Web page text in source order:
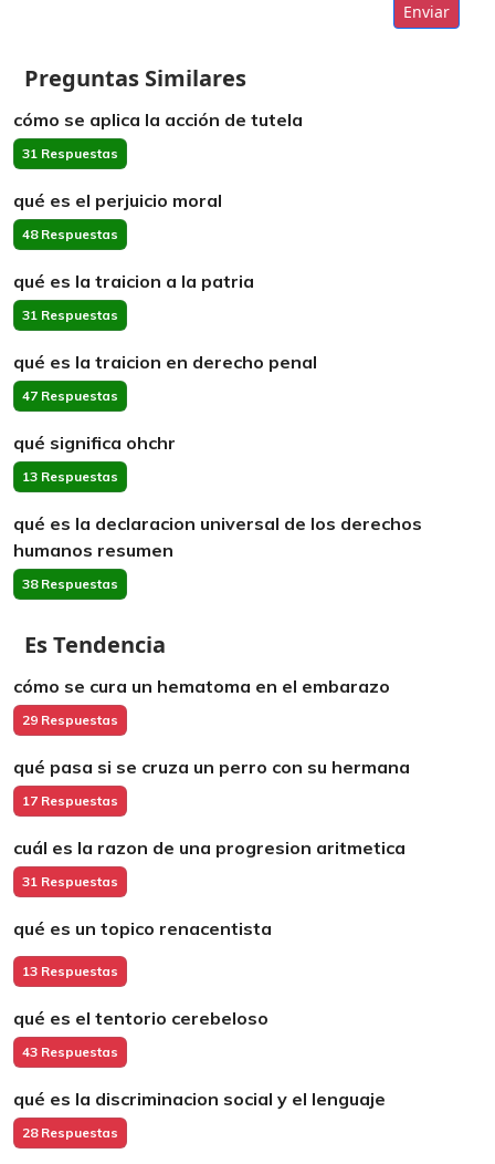
Enviar
Preguntas Similares
cómo se aplica la acción de tutela
31 Respuestas
qué es el perjuicio moral
48 Respuestas
qué es la traicion a la patria
31 Respuestas
qué es la traicion en derecho penal
47 Respuestas
qué significa ohchr
13 Respuestas
qué es la declaracion universal de los derechos
humanos resumen
38 Respuestas
Es Tendencia
cómo se cura un hematoma en el embarazo
29 Respuestas
qué pasa si se cruza un perro con su hermana
17 Respuestas
cuál es la razon de una progresion aritmetica
31 Respuestas
qué es un topico renacentista
13 Respuestas
qué es el tentorio cerebeloso
43 Respuestas
qué es la discriminacion social y el lenguaje
28 Respuestas